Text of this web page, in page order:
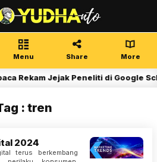
Menu Share More
Rekam Jejak Peneliti di Google
: tren
2024
terus berkembang